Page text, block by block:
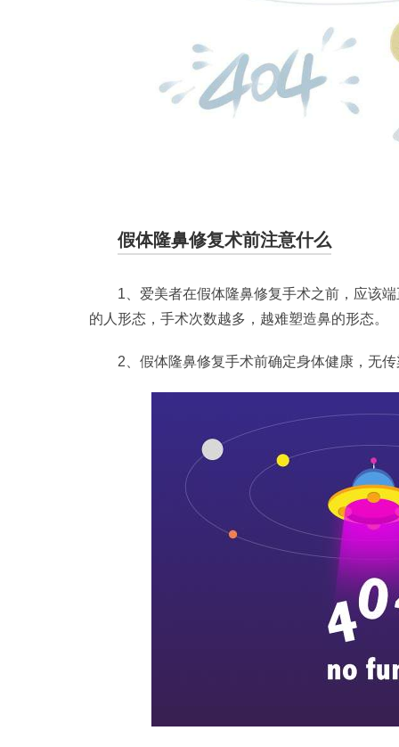
假体隆鼻修复术前注意什么
1、爱美者在假体隆鼻修复手术之前，应该
的人形态，手术次数越多，越难塑造鼻的形态。
2、假体隆鼻修复手术前确定身体健康，无